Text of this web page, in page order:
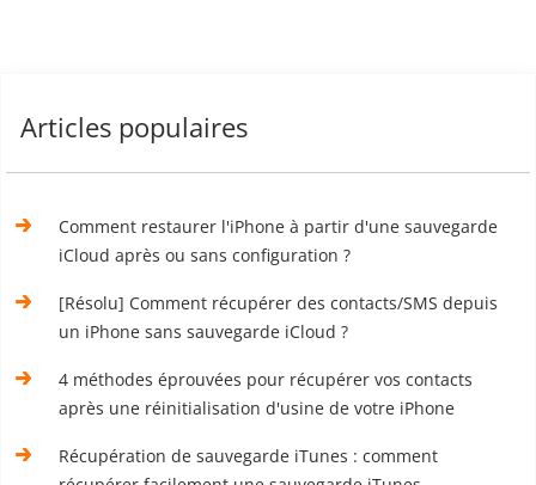
Articles populaires
Comment restaurer l'iPhone à partir d'une sauvegarde
iCloud après ou sans configuration ?
[Résolu] Comment récupérer des contacts/SMS depuis
un iPhone sans sauvegarde iCloud ?
4 méthodes éprouvées pour récupérer vos contacts
après une réinitialisation d'usine de votre iPhone
Récupération de sauvegarde iTunes : comment